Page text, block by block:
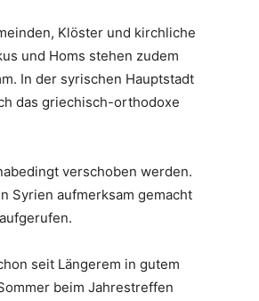
Klöster und kirchliche
und Homs stehen zudem
In der syrischen Hauptstadt
das griechisch-orthodoxe
verschoben werden.
Syrien aufmerksam gemacht
seit Längerem in gutem
beim Jahrestreffen